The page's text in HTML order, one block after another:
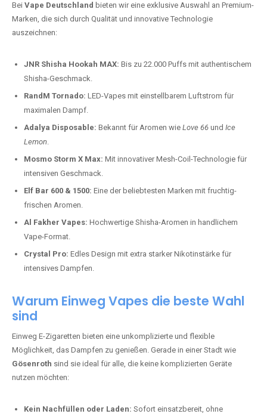
Bei Vape Deutschland bieten wir eine exklusive Auswahl an Premium-
Marken, die sich durch Qualität und innovative Technologie
auszeichnen:
JNR Shisha Hookah MAX: Bis zu 22.000 Puffs mit authentischem
Shisha-Geschmack.
RandM Tornado: LED-Vapes mit einstellbarem Luftstrom für
maximalen Dampf.
Adalya Disposable: Bekannt für Aromen wie Love 66 und Ice
Lemon.
Mosmo Storm X Max: Mit innovativer Mesh-Coil-Technologie für
intensiven Geschmack.
Elf Bar 600 & 1500: Eine der beliebtesten Marken mit fruchtig-
frischen Aromen.
Al Fakher Vapes: Hochwertige Shisha-Aromen in handlichem
Vape-Format.
Crystal Pro: Edles Design mit extra starker Nikotinstärke für
intensives Dampfen.
Warum Einweg Vapes die beste Wahl
sind
Einweg E-Zigaretten bieten eine unkomplizierte und flexible
Möglichkeit, das Dampfen zu genießen. Gerade in einer Stadt wie
Gösenroth sind sie ideal für alle, die keine komplizierten Geräte
nutzen möchten:
Kein Nachfüllen oder Laden: Sofort einsatzbereit, ohne